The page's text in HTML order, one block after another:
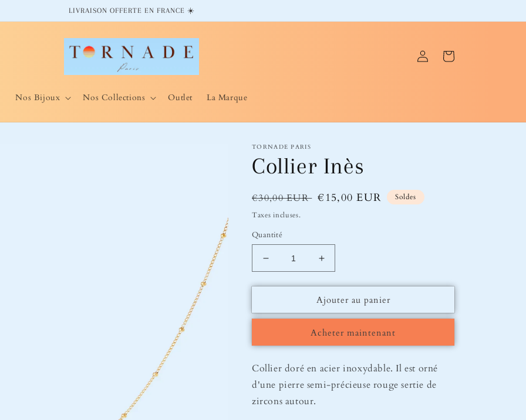
LIVRAISON OFFERTE EN FRANCE ☀️
Nos Bijoux Nos Collections Outlet La Marque
ConnexionPanier
TORNADE PARIS
Collier Inès
Prix
habituel
€30,00 EUR Prix
€15,00 EUR
Soldes
Taxes incluses.
Quantité
Réduire
la
quantité
Collier
Augmenter
la
quantité
de
Collier
Ajouter au panier
Acheter maintenant
Collier doré en acier inoxydable. Il est orné
d'une pierre semi-précieuse rouge sertie de
zircons autour.